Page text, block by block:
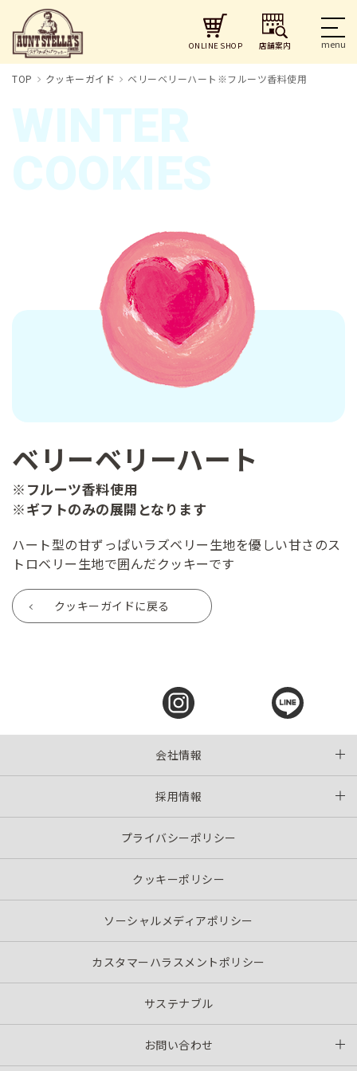
ONLINE SHOP 店舗案内
TOP クッキーガイド ベリーベリーハート※フルーツ香料使用
WINTER
COOKIES
ベリーベリーハート
※フルーツ香料使用
※ギフトのみの展開となります
ハート型の甘ずっぱいラズベリー生地を優しい甘さのス
トロベリー生地で囲んだクッキーです
クッキーガイドに戻る
会社情報
採用情報
プライバシーポリシー
クッキーポリシー
ソーシャルメディアポリシー
カスタマーハラスメントポリシー
サステナブル
お問い合わせ